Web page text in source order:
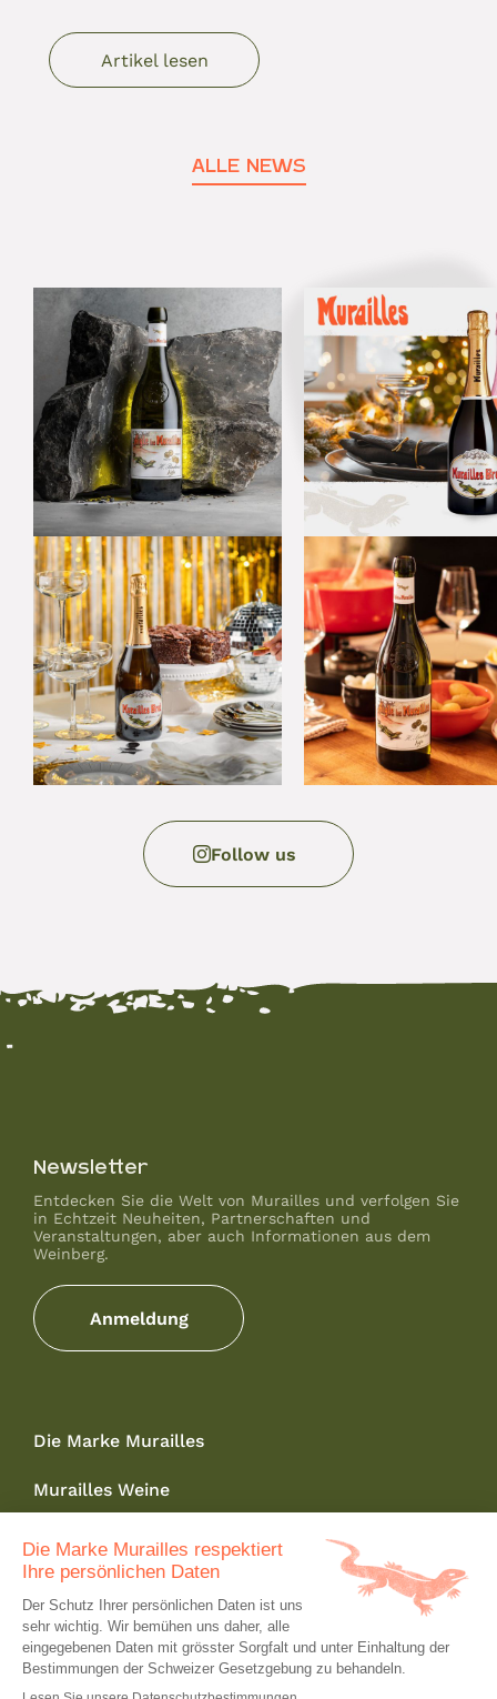
Artikel lesen
ALLE NEWS
Follow us
Newsletter
Entdecken Sie die Welt von Murailles und verfolgen Sie
in Echtzeit Neuheiten, Partnerschaften und
Veranstaltungen, aber auch Informationen aus dem
Weinberg.
Anmeldung
Die Marke Murailles
Murailles Weine
Wo finden Sie uns ?
Kontakt
Online Shop